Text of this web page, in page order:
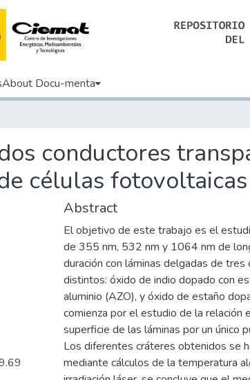
About Docu-menta
conductores
células
Abstract
El objetivo de este trabajo es el
de 355 nm, 532 nm y 1064 nm de
duración con láminas delgadas de
distintos: óxido de indio dopado con
aluminio (AZO), y óxido de estaño
comienza por el estudio de la
superficie de las láminas por un único
Los diferentes cráteres obtenidos se
mediante cálculos de la temperatura